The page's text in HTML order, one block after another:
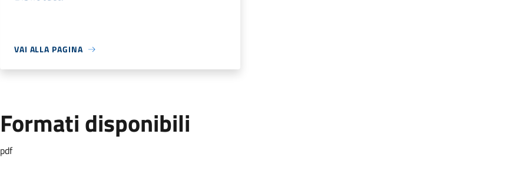
VAI ALLA PAGINA
Formati disponibili
pdf